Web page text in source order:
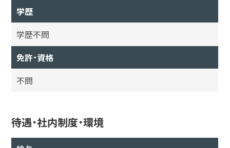
学歴
学歴不問
免許・資格
不問
待遇・社内制度・環境